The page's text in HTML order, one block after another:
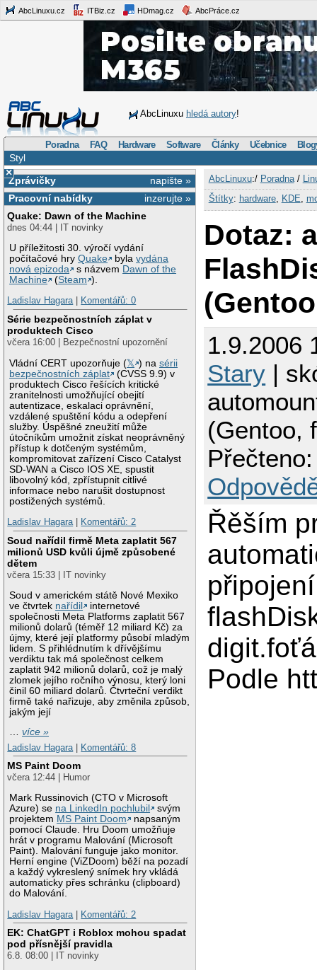
AbcLinuxu.cz ITBiz.cz HDmag.cz AbcPráce.cz
AbcLinuxu hledá autory!
Poradna FAQ Hardware Software Články Učebnice
Styl
×
napište »
Zprávičky
inzerujte »
Pracovní nabídky
Quake: Dawn of the Machine
dnes 04:44 | IT novinky
U příležitosti 30. výročí vydání
počítačové hryQuake bylavydána
nová epizoda
s názvem Dawn of the
Machine
(Steam ).
Ladislav Hagara| Komentářů: 0
Série bezpečnostních záplat v
produktech Cisco
včera 16:00 | Bezpečnostní upozornění
Vládní CERT upozorňuje (𝕏 ) nasérii
bezpečnostních záplat
(CVSS 9.9) v
produktech Cisco řešících kritické
zranitelnosti umožňující obejití
autentizace, eskalaci oprávnění,
vzdálené spuštění kódu a odepření
služby. Úspěšné zneužití může
útočníkům umožnit získat neoprávněný
přístup k dotčeným systémům,
kompromitovat zařízení Cisco Catalyst
SD-WAN a Cisco IOS XE, spustit
libovolný kód, zpřístupnit citlivé
informace nebo narušit dostupnost
postižených systémů.
Ladislav Hagara| Komentářů: 2
Soud nařídil firmě Meta zaplatit 567
milionů USD kvůli újmě způsobené
dětem
včera 15:33 | IT novinky
Soud v americkém státě Nové Mexiko
ve čtvrtek nařídil
internetové
společnosti Meta Platforms zaplatit 567
milionů dolarů (téměř 12 miliard Kč) za
újmy, které její platformy působí mladým
lidem. S přihlédnutím k dřívějšímu
verdiktu tak má společnost celkem
zaplatit 942 milionů dolarů, což je malý
zlomek jejího ročního výnosu, který loni
činil 60 miliard dolarů. Čtvrteční verdikt
firmě také nařizuje, aby změnila způsob,
jakým její
…více »
Ladislav Hagara
Komentářů: 8
MS Paint Doom
včera 12:44 | Humor
Mark Russinovich (CTO v Microsoft
Azure) se na LinkedIn pochlubil
svým
projektem MS Paint Doom
napsaným
pomocí Claude. Hru Doom umožňuje
hrát v programu Malování (Microsoft
Paint). Malování funguje jako monitor.
Herní engine (ViZDoom) běží na pozadí
a každý vykreslený snímek hry vkládá
automaticky přes schránku (clipboard)
do Malování.
Ladislav Hagara
Komentářů: 2
EK: ChatGPT i Roblox mohou spadat
pod přísnější pravidla
6.8. 08:00 | IT novinky
AbcLinuxu:/ Poradna/
Štítky: hardware, KDE
Dotaz:
1.9.2006
Stary |
(Gentoo,
Řěším
připojení
Podle